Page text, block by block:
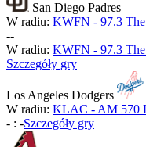
San Diego Padres
W radiu: KWFN - 97.3 The
--
W radiu: KWFN - 97.3 The
Szczegóły gry
Los Angeles Dodgers
W radiu: KLAC - AM 570
- : -Szczegóły gry